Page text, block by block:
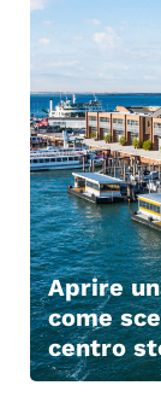
Aprire
come
centro